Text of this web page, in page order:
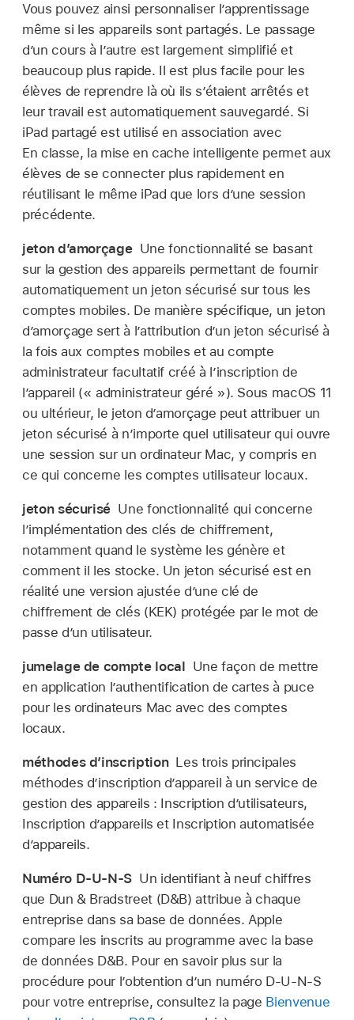
Vous pouvez ainsi personnaliser l’apprentissage
même si les appareils sont partagés. Le passage
d’un cours à l’autre est largement simplifié et
beaucoup plus rapide. Il est plus facile pour les
élèves de reprendre là où ils s’étaient arrêtés et
leur travail est automatiquement sauvegardé. Si
iPad partagé est utilisé en association avec
En classe, la mise en cache intelligente permet aux
élèves de se connecter plus rapidement en
réutilisant le même iPad que lors d’une session
précédente.
jeton d’amorçage Une fonctionnalité se basant
sur la gestion des appareils permettant de fournir
automatiquement un jeton sécurisé sur tous les
comptes mobiles. De manière spécifique, un jeton
d’amorçage sert à l’attribution d’un jeton sécurisé à
la fois aux comptes mobiles et au compte
administrateur facultatif créé à l’inscription de
l’appareil (« administrateur géré »). Sous macOS 11
ou ultérieur, le jeton d’amorçage peut attribuer un
jeton sécurisé à n’importe quel utilisateur qui ouvre
une session sur un ordinateur Mac, y compris en
ce qui concerne les comptes utilisateur locaux.
jeton sécurisé Une fonctionnalité qui concerne
lʼimplémentation des clés de chiffrement,
notamment quand le système les génère et
comment il les stocke. Un jeton sécurisé est en
réalité une version ajustée d’une clé de
chiffrement de clés (KEK) protégée par le mot de
passe d’un utilisateur.
jumelage de compte local Une façon de mettre
en application l’authentification de cartes à puce
pour les ordinateurs Mac avec des comptes
locaux.
méthodes d’inscription Les trois principales
méthodes d’inscription d’appareil à un service de
gestion des appareils : Inscription d’utilisateurs,
Inscription d’appareils et Inscription automatisée
d’appareils.
Numéro D-U-N-S Un identifiant à neuf chiffres
que Dun & Bradstreet (D&B) attribue à chaque
entreprise dans sa base de données. Apple
compare les inscrits au programme avec la base
de données D&B. Pour en savoir plus sur la
procédure pour l’obtention d’un numéro D-U-N-S
pour votre entreprise, consultez la page Bienvenue